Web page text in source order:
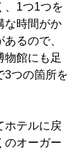
、1つ1つを
な時間がか
るので、
物館にも足
3つの箇所を
ホテルに戻
のオーガー